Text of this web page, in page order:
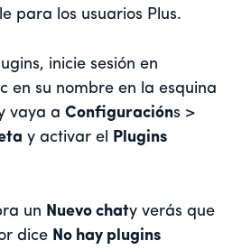
para los usuarios Plus.
inicie sesión en
en su nombre en la esquina
vaya aConfiguracións >
y activar el
Plugins
un Nuevo chaty verás que
dice No hay plugins